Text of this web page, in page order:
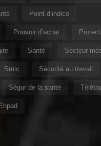
Point d’indice
Pouvoir d’achat
Santé Secteur
Smic Sécurité au travail
Ségur de la santé
Éhpad